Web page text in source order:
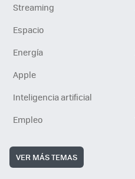
Streaming
Espacio
Energía
Apple
Inteligencia artificial
Empleo
VER MÁS TEMAS